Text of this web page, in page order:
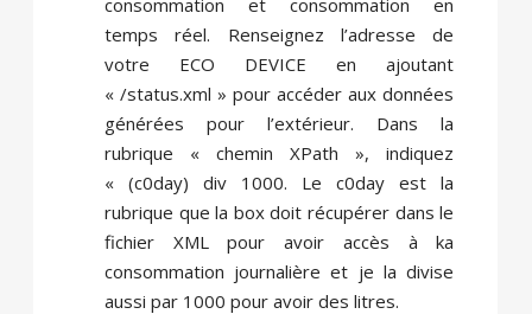
temps réel. Renseignez l’adresse de
votre ECO DEVICE en ajoutant
« /status.xml » pour accéder aux données
générées pour l’extérieur. Dans la
rubrique « chemin XPath », indiquez
« (c0day) div 1000. Le c0day est la
rubrique que la box doit récupérer dans le
fichier XML pour avoir accès à ka
consommation journalière et je la divise
aussi par 1000 pour avoir des litres.